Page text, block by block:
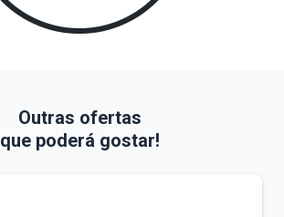
Outras ofertas
que poderá gostar!